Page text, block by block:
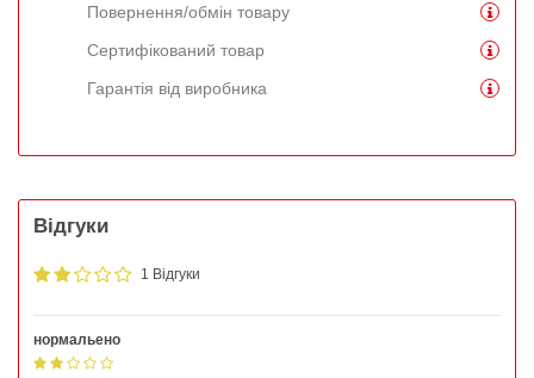
Повернення/обмін товару
Сертифікований товар
Гарантія від виробника
Відгуки
1 Відгуки
нормальено